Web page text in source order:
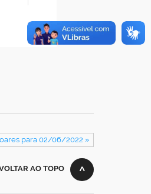
para 02/06/2022 »
AO TOPO